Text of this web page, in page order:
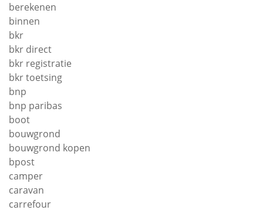
berekenen
binnen
bkr
bkr direct
bkr registratie
bkr toetsing
bnp
bnp paribas
boot
bouwgrond
bouwgrond kopen
bpost
camper
caravan
carrefour